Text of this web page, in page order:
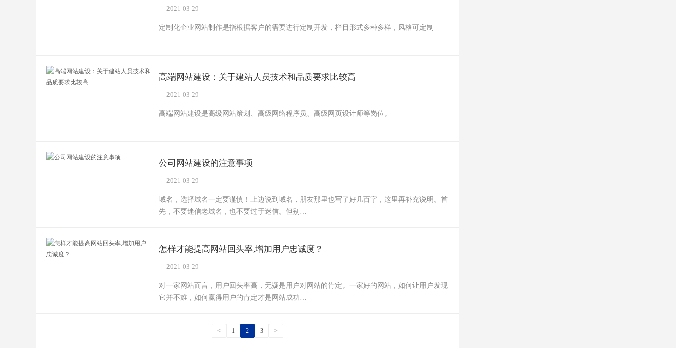
2021-03-29
定制化企业网站制作是指根据客户的需要进行定制开发，栏目形式多种多样，风格可定制
高端网站建设：关于建站人员技术和品质要求比较高
2021-03-29
高端网站建设是高级网站策划、高级网络程序员、高级网页设计师等岗位。
公司网站建设的注意事项
2021-03-29
域名，选择域名一定要谨慎！上边说到域名，朋友那里也写了好几百字，这里再补充说明。首
先，不要迷信老域名，也不要过于迷信。但别…
怎样才能提高网站回头率,增加用户忠诚度？
2021-03-29
对一家网站而言，用户回头率高，无疑是用户对网站的肯定。一家好的网站，如何让用户发现
它并不难，如何赢得用户的肯定才是网站成功…
< 1 2 3 >